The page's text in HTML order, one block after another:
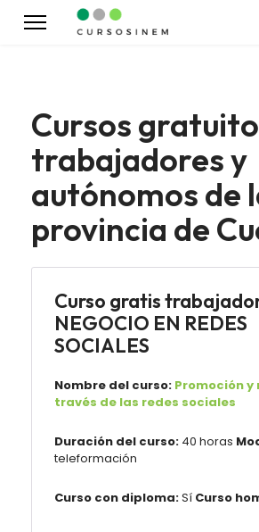
Cursos
trabajadores y
autónomos de
provincia de
Curso gratis
NEGOCIO EN REDES
SOCIALES
Nombre del curso: Promoción y
través de las redes sociales
Duración del curso: 40 horas
teleformación
Curso con diploma:Sí Curso